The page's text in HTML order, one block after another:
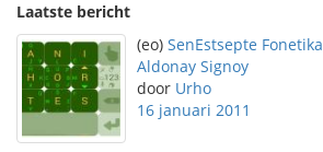
Laatste bericht
(eo) SenEstsepte
Aldonay Signoy
door Urho
16 januari 2011